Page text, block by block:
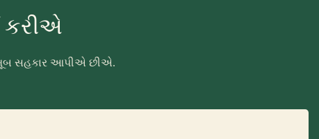
કરીએ
ખૂબ સહકાર આપીએ છીએ.